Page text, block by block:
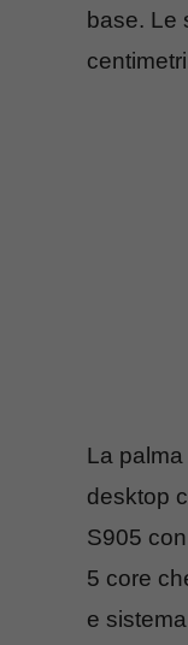
base. Le
La
desktop
S905
5 core
e